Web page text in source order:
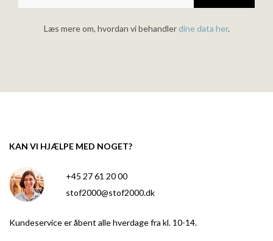
Læs mere om, hvordan vi behandlerdine data her.
KAN VI HJÆLPE MED NOGET?
+45 27 61 20 00
stof2000@stof2000.dk
Kundeservice er åbent alle hverdage fra kl. 10-14.